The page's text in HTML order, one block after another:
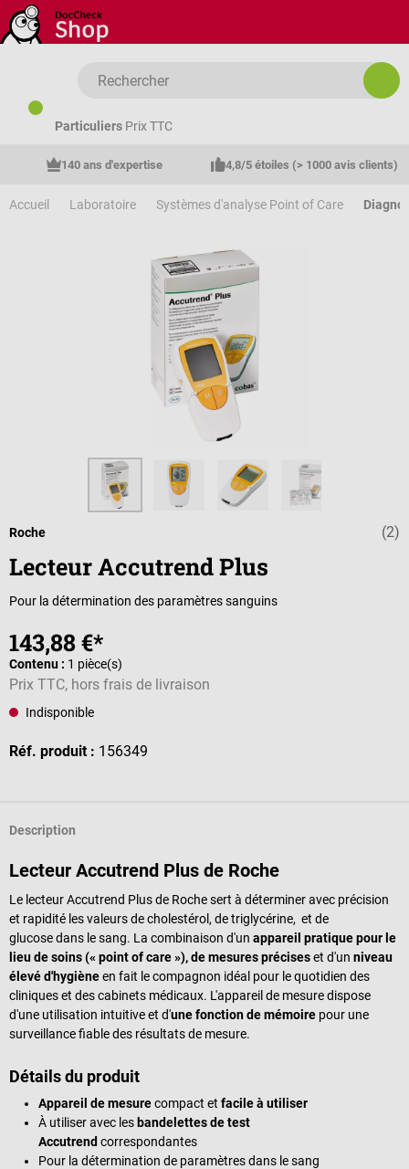
Passer au contenu principal
Particuliers Prix TTC
140 ans d'expertise 4,8/5 étoiles (> 1000 avis clients)
Accueil Laboratoire Systèmes d'analyse Point of Care
Note (2)
Roche
Lecteur Accutrend Plus
Pour la détermination des paramètres sanguins
143,88 €*
Contenu : 1 pièce(s)
Prix TTC, hors frais de livraison
Indisponible
Réf. produit : 156349
Description
Lecteur Accutrend Plus de Roche
Le lecteur Accutrend Plus de Roche sert à déterminer avec précision
et rapidité les valeurs de cholestérol, de triglycérine, et de
glucose dans le sang. La combinaison d'un appareil pratique pour le
lieu de soins (« point of care »), de mesures préciseset d'un niveau
élevé d'hygièneen fait le compagnon idéal pour le quotidien des
cliniques et des cabinets médicaux. L'appareil de mesure dispose
d'une utilisation intuitive et d'une fonction de mémoire pour une
surveillance fiable des résultats de mesure.
Détails du produit
Appareil de mesurecompact et facile à utiliser
À utiliser avec les bandelettes de test
Accutrend correspondantes
Pour la détermination de paramètres dans le sang